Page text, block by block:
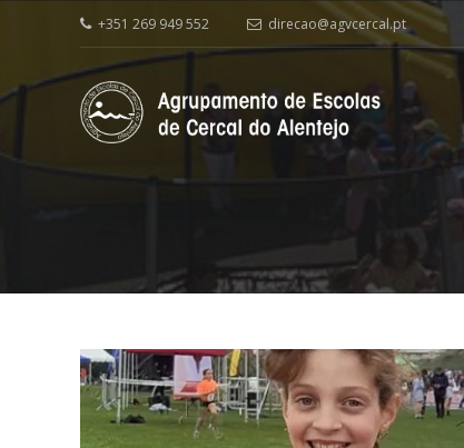
+351 269 949 552 direcao@agvcercal.pt